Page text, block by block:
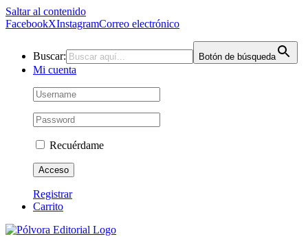
Saltar al contenido
FacebookXInstagramCorreo electrónico
Buscar: Botón de búsqueda
Mi cuenta
Recuérdame
Registrar
Carrito